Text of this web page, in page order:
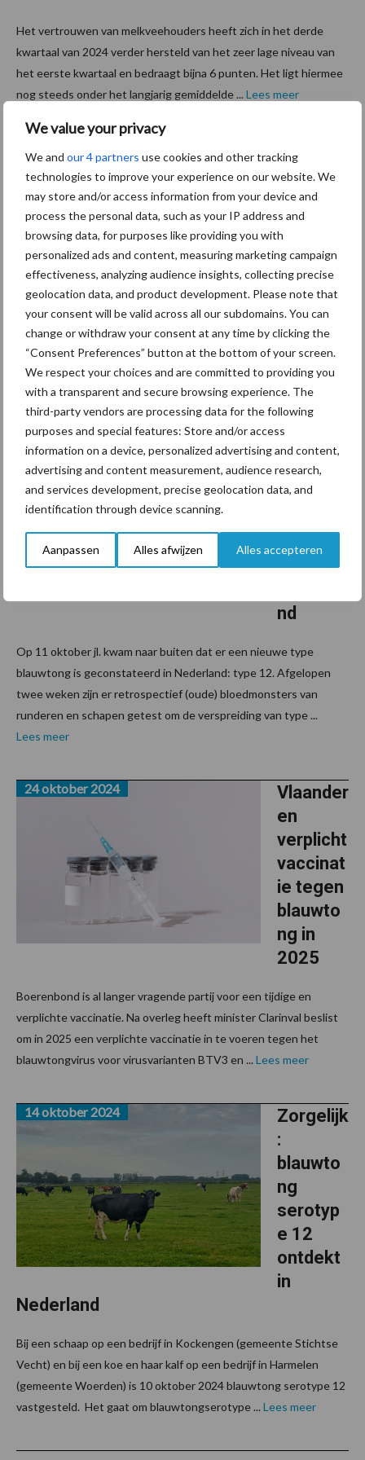
We value your privacy
We and our 4 partners use cookies and other tracking
technologies to improve your experience on our website. We
may store and/or access information from your device and
process the personal data, such as your IP address and
browsing data, for purposes like providing you with
personalized ads and content, measuring marketing campaign
effectiveness, analyzing audience insights, collecting precise
geolocation data, and product development. Please note that
your consent will be valid across all our subdomains. You can
change or withdraw your consent at any time by clicking the
“Consent Preferences” button at the bottom of your screen.
We respect your choices and are committed to providing you
with a transparent and secure browsing experience. The
third-party vendors are processing data for the following
purposes and special features: Store and/or access
information on a device, personalized advertising and content,
advertising and content measurement, audience research,
and services development, precise geolocation data, and
identification through device scanning.
Aanpassen Alles afwijzen Alles accepteren
Het vertrouwen van melkveehouders heeft zich in het derde
kwartaal van 2024 verder hersteld van het zeer lage niveau van
het eerste kwartaal en bedraagt bijna 6 punten. Het ligt hiermee
nog steeds onder het langjarig gemiddelde ... Lees meer
Wat te
doen als
het niet
lekker
melkt dit
najaar?
Elk jaar is het
weer even zoeken wat de juiste manier is om met het gewonnen
ruwvoer de koeien optimaal te laten presteren. Ook dit jaar is het
weer puzzelen en zoeken hoe we de productie er weer goed
onder kunnen krijgen. ...Lees meer
Al 11
gevallen
van
ng type
12 in
nd
28 oktober 2024
Op 11 oktober jl. kwam naar buiten dat er een nieuwe type
blauwtong is geconstateerd in Nederland: type 12. Afgelopen
twee weken zijn er retrospectief (oude) bloedmonsters van
runderen en schapen getest om de verspreiding van type ...
Lees meer
Vlaander
en
verplicht
vaccinat
ie tegen
blauwto
ng in
2025
24 oktober 2024
Boerenbond is al langer vragende partij voor een tijdige en
verplichte vaccinatie. Na overleg heeft minister Clarinval beslist
om in 2025 een verplichte vaccinatie in te voeren tegen het
blauwtongvirus voor virusvarianten BTV3 en ... Lees meer
Zorgelijk
:
blauwto
ng
serotyp
e 12
ontdekt
in
Nederland
14 oktober 2024
Bij een schaap op een bedrijf in Kockengen (gemeente Stichtse
Vecht) en bij een koe en haar kalf op een bedrijf in Harmelen
(gemeente Woerden) is 10 oktober 2024 blauwtong serotype 12
vastgesteld. Het gaat om blauwtongserotype ... Lees meer